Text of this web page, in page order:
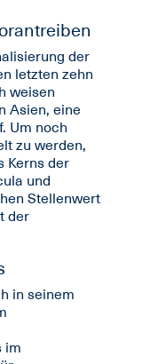
der
letzten zehn
weisen
Asien, eine
Um noch
zu werden,
Kerns der
und
Stellenwert
der
in seinem
im